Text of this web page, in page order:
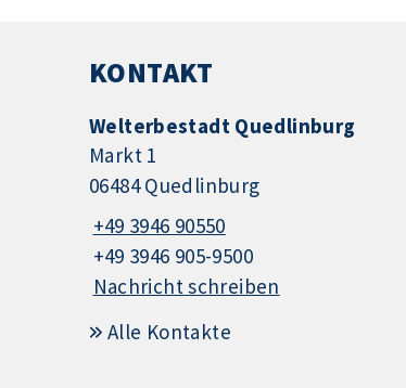
KONTAKT
Welterbestadt Quedlinburg
Markt 1
06484 Quedlinburg
+49 3946 90550
+49 3946 905-9500
Nachricht schreiben
Alle Kontakte